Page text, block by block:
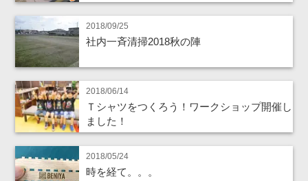
2018/09/25
社内一斉清掃2018秋の陣
2018/06/14
Ｔシャツをつくろう！ワークショップ開催し
ました！
2018/05/24
時を経て。。。